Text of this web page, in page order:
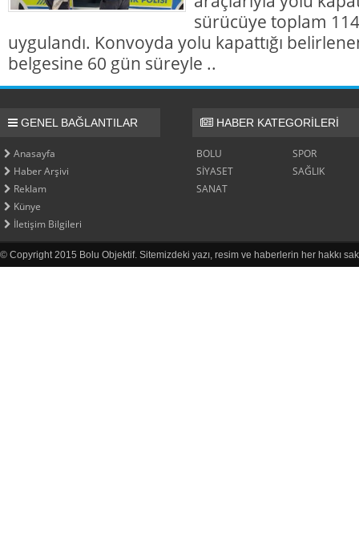
sürücüye toplam
uygulandı. Konvoyda yolu kapattığı
belgesine 60 gün süreyle ..
GENEL BAĞLANTILAR
Anasayfa
Haber Arşivi
Reklam
Künye
İletişim Bilgileri
HABER KATEGORİLERİ
BOLU
SPOR
SİYASET
SAĞLIK
SANAT
© Copyright 2015 Bolu Objektif. Sitemizdeki yazı, resim ve haberlerin her hakkı